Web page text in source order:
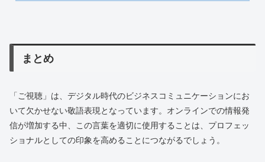
まとめ
「ご視聴」は、デジタル時代のビジネスコミュニケーションにお
いて欠かせない敬語表現となっています。オンラインでの情報発
信が増加する中、この言葉を適切に使用することは、プロフェッ
ショナルとしての印象を高めることにつながるでしょう。